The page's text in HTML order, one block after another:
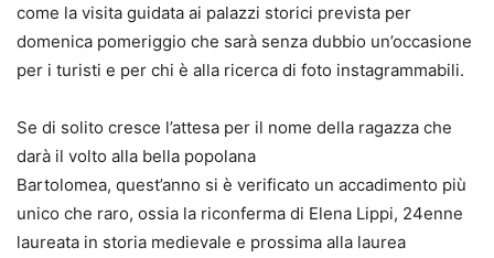
come la visita guidata ai palazzi storici prevista per
domenica pomeriggio che sarà senza dubbio un’occasione
per i turisti e per chi è alla ricerca di foto instagrammabili.
Se di solito cresce l’attesa per il nome della ragazza che
darà il volto alla bella popolana
Bartolomea, quest’anno si è verificato un accadimento più
unico che raro, ossia la riconferma di Elena Lippi, 24enne
laureata in storia medievale e prossima alla laurea